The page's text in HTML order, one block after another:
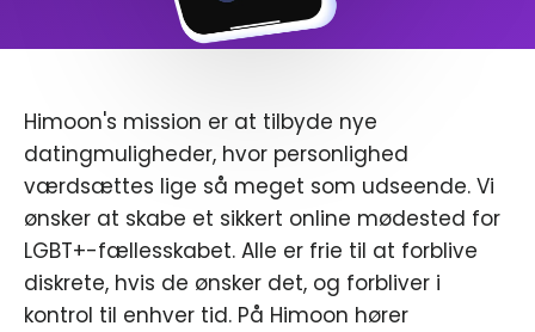
Himoon's mission er at tilbyde nye
datingmuligheder, hvor personlighed
værdsættes lige så meget som udseende. Vi
ønsker at skabe et sikkert online mødested for
LGBT+-fællesskabet. Alle er frie til at forblive
diskrete, hvis de ønsker det, og forbliver i
kontrol til enhver tid. På Himoon hører